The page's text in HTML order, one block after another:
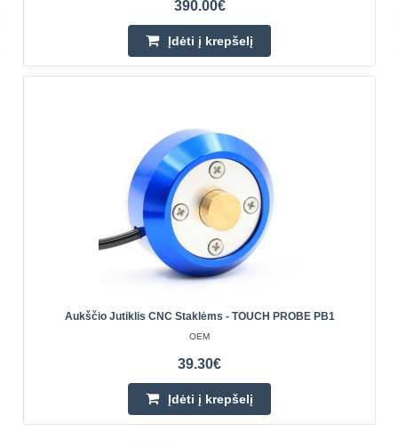
13.80€
Įdėti į krepšelį
Pridėti prie pageidavimų sąrašo
390.00€
Įdėti į krepšelį
Aukščio Jutiklis CNC Staklėms - TOUCH PROBE PB1
OEM
39.30€
Įdėti į krepšelį